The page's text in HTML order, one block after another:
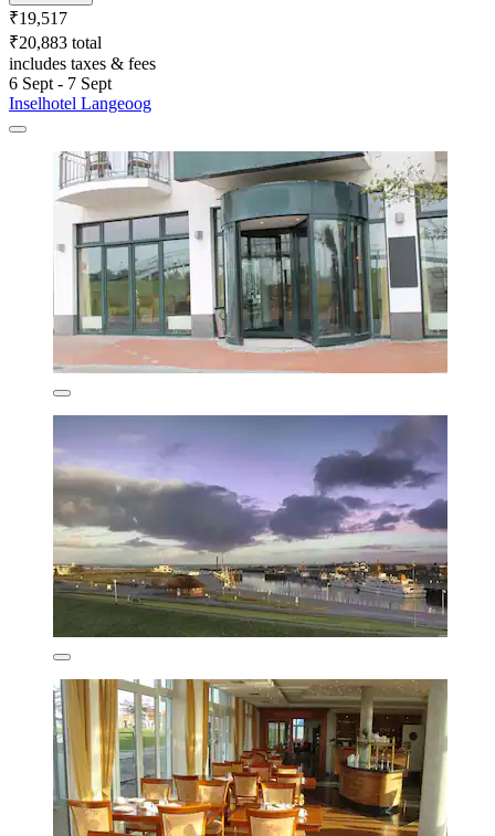
₹19,517
₹20,883 total
includes taxes & fees
6 Sept - 7 Sept
Inselhotel Langeoog